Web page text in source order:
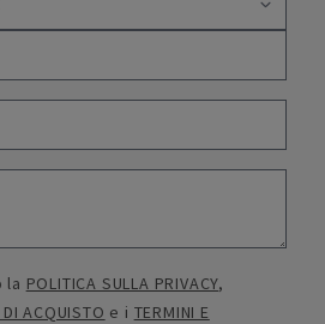
la POLITICA SULLA PRIVACY,
ACQUISTO e i TERMINI E